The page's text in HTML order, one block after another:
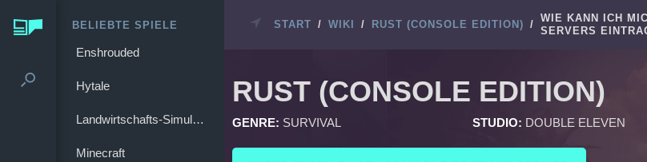
BELIEBTE SPIELE
Enshrouded
Hytale
Landwirtschafts-Simulator 25
Minecraft
START / WIKI / RUST (CONSOLE EDITION) /
WIE KANN ICH
SERVERS
RUST (CONSOLE EDITION)
GENRE: SURVIVAL STUDIO: DOUBLE ELEVEN